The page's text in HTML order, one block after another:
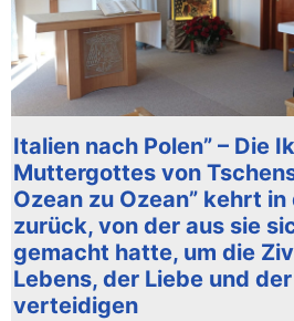
Italien nach Polen” – Die
Muttergottes von
Ozean zu Ozean” kehrt
zurück, von der aus sie
gemacht hatte, um die
Lebens, der Liebe und
verteidigen